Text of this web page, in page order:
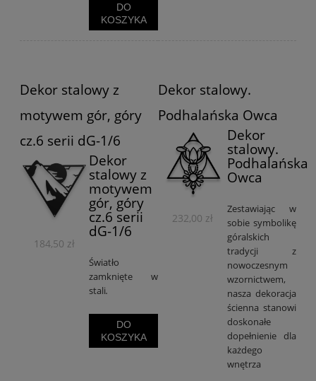
DO
KOSZYKA
Dekor stalowy z
motywem gór, góry
cz.6 serii dG-1/6
184,50 zł
Dekor
stalowy z
motywem
gór, góry
cz.6 serii
dG-1/6
Światło
zamknięte w
stali.
DO
KOSZYKA
Dekor stalowy.
Podhalańska Owca
232,00 zł
Dekor
stalowy.
Podhalańska
Owca
Zestawiając w
sobie symbolikę
góralskich
tradycji z
nowoczesnym
wzornictwem,
nasza dekoracja
ścienna stanowi
doskonałe
dopełnienie dla
każdego
wnętrza